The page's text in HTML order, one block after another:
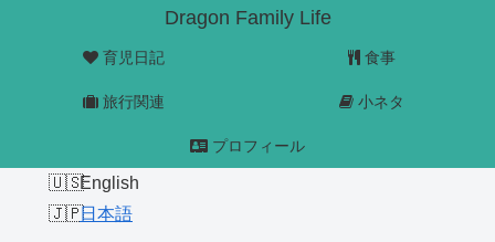
Dragon Family Life
育児日記 食事
旅行関連 小ネタ
プロフィール
English
日本語